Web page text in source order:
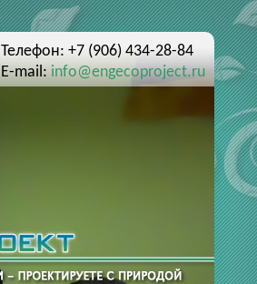
Телефон: +7 (906) 434-28-84
E-mail:info@engecoproject.ru